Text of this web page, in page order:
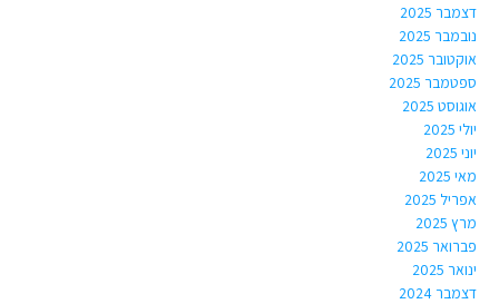
דצמבר 2025
נובמבר 2025
אוקטובר 2025
ספטמבר 2025
אוגוסט 2025
יולי 2025
יוני 2025
מאי 2025
אפריל 2025
מרץ 2025
פברואר 2025
ינואר 2025
דצמבר 2024